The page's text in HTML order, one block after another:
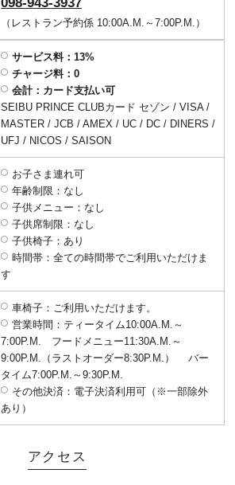
（レストラン予約係 10:00A.M.～7:00P.M.）
サービス料：13%
チャージ料：0
会計：カード支払い可
SEIBU PRINCE CLUBカード セゾン / VISA /
MASTER / JCB / AMEX / UC / DC / DINERS /
UFJ / NICOS / SAISON
お子さま連れ可
年齢制限：なし
子供メニュー：なし
子供席制限：なし
子供椅子：あり
時間帯：全ての時間帯でご利用いただけま
す
車椅子：ご利用いただけます。
営業時間：ティータイム10:00A.M.～
7:00P.M. フードメニュー11:30A.M.～
9:00P.M.（ラストオーダー8:30P.M.） バー
タイム7:00P.M.～9:30P.M.
その他決済：電子決済利用可（※一部除外
あり）
アクセス